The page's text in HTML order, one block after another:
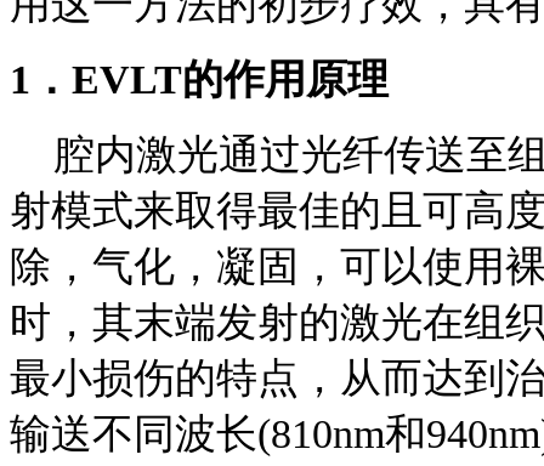
1．EVLT的作用原理
腔内激光通过光纤传送至
射模式来取得最佳的且可高
除，气化，凝固，可以使用
时，其末端发射的激光在组
最小损伤的特点，从而达到
输送不同波长(810nm和